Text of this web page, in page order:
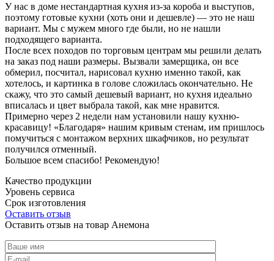
У нас в доме нестандартная кухня из-за короба и выступов,
поэтому готовые кухни (хоть они и дешевле) — это не наш
вариант. Мы с мужем много где были, но не нашли
подходящего варианта.
После всех походов по торговым центрам мы решили делать
на заказ под наши размеры. Вызвали замерщика, он все
обмерил, посчитал, нарисовал кухню именно такой, как
хотелось, и картинка в голове сложилась окончательно. Не
скажу, что это самый дешевый вариант, но кухня идеально
вписалась и цвет выбрала такой, как мне нравится.
Примерно через 2 недели нам установили нашу кухню-
красавицу! «Благодаря» нашим кривым стенам, им пришлось
помучиться с монтажом верхних шкафчиков, но результат
получился отменный.
Большое всем спасибо! Рекомендую!
Качество продукции
Уровень сервиса
Срок изготовления
Оставить отзыв
Оставить отзыв на товар Анемона